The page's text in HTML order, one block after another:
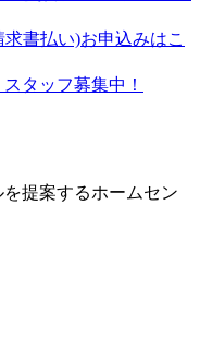
提案するホームセン